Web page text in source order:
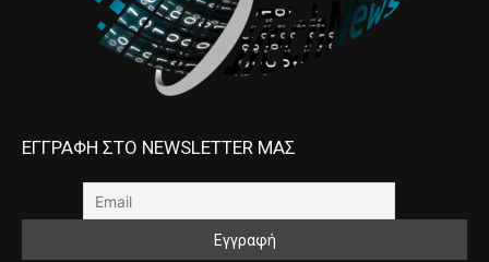
ΕΓΓΡΑΦΗ ΣΤΟ NEWSLETTER ΜΑΣ